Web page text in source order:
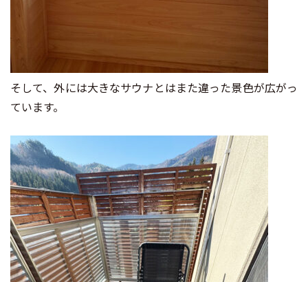
そして、外には大きなサウナとはまた違った景色が広がっ
ています。